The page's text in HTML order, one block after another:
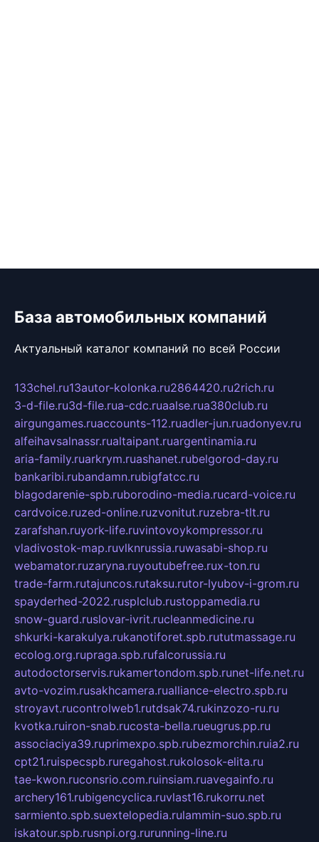
База автомобильных компаний
Актуальный каталог компаний по всей России
133chel.ru13autor-kolonka.ru2864420.ru2rich.ru
3-d-file.ru3d-file.rua-cdc.ruaalse.rua380club.ru
airgungames.ruaccounts-112.ruadler-jun.ruadonyev.ru
alfeihavsalnassr.rualtaipant.ruargentinamia.ru
aria-family.ruarkrym.ruashanet.rubelgorod-day.ru
bankaribi.rubandamn.rubigfatcc.ru
blagodarenie-spb.ruborodino-media.rucard-voice.ru
cardvoice.ruzed-online.ruzvonitut.ruzebra-tlt.ru
zarafshan.ruyork-life.ruvintovoykompressor.ru
vladivostok-map.ruvlknrussia.ruwasabi-shop.ru
webamator.ruzaryna.ruyoutubefree.rux-ton.ru
trade-farm.rutajuncos.rutaksu.rutor-lyubov-i-grom.ru
spayderhed-2022.rusplclub.rustoppamedia.ru
snow-guard.ruslovar-ivrit.rucleanmedicine.ru
shkurki-karakulya.rukanotiforet.spb.rututmassage.ru
ecolog.org.rupraga.spb.rufalcorussia.ru
autodoctorservis.rukamertondom.spb.runet-life.net.ru
avto-vozim.rusakhcamera.rualliance-electro.spb.ru
stroyavt.rucontrolweb1.rutdsak74.rukinzozo-ru.ru
kvotka.ruiron-snab.rucosta-bella.rueugrus.pp.ru
associaciya39.ruprimexpo.spb.rubezmorchin.ruia2.ru
cpt21.ruispecspb.ruregahost.rukolosok-elita.ru
tae-kwon.ruconsrio.com.ruinsiam.ruavegainfo.ru
archery161.rubigencyclica.ruvlast16.rukorru.net
sarmiento.spb.suextelopedia.rulammin-suo.spb.ru
iskatour.spb.rusnpi.org.rurunning-line.ru